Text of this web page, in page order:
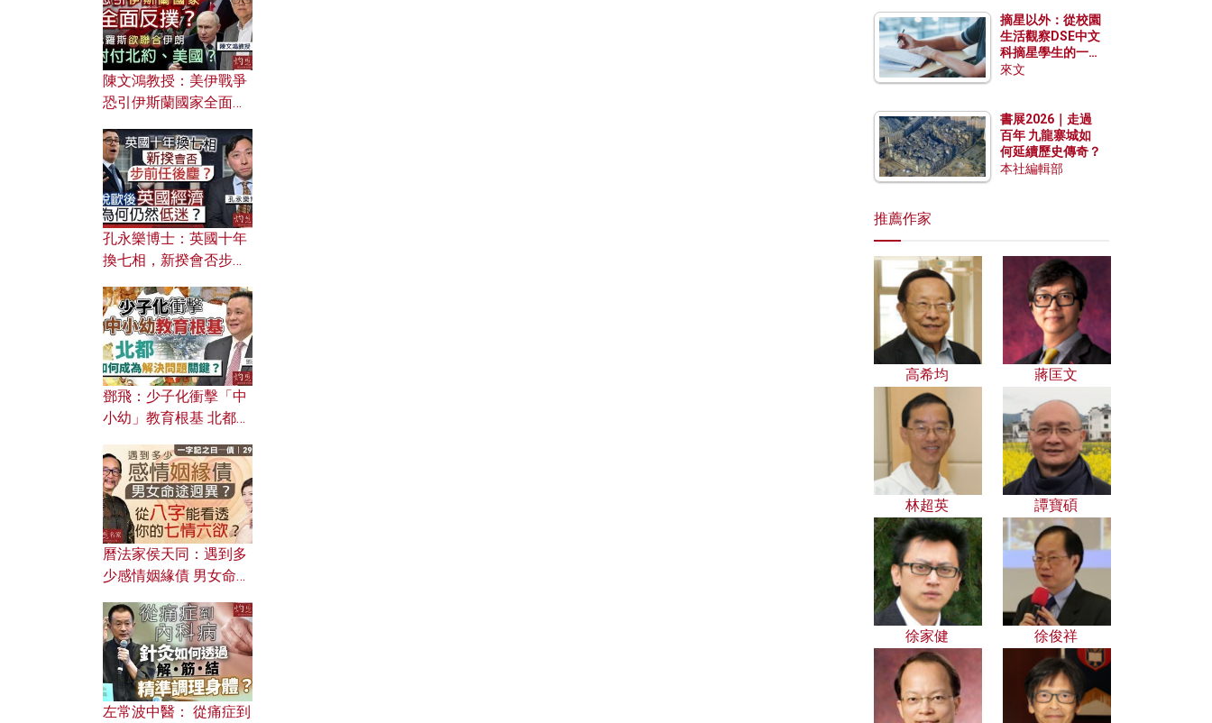
應用？
陳文鴻教授：美伊戰爭
恐引伊斯蘭國家全面反
對付北約美國？
孔永樂博士：英國十年
換七相，新揆會否步前
濟為何仍然低迷？
鄧飛：少子化衝擊「中
小幼」教育根基 北都如
曆法家侯天同：遇到多
少感情姻緣債 男女命途
的七情六欲？
左常波中醫： 從痛症到
摘星以外：從校園
生活觀察DSE中文
科摘星學生的一點
特質
來文
書展2026｜走過
百年 九龍寨城如
何延續歷史傳奇？
本社編輯部
推薦作家
高希均 蔣匡文
林超英 譚寶碩
徐家健 徐俊祥